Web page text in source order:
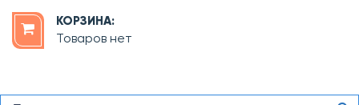
КОРЗИНА:
Товаров нет